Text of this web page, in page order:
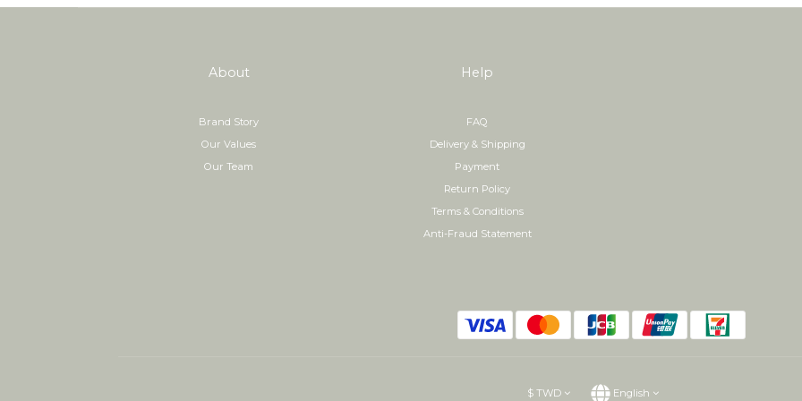
About
Brand Story
Our Values
Our Team
Help
FAQ
Delivery & Shipping
Payment
Return Policy
Terms & Conditions
Anti-Fraud Statement
$ TWD English